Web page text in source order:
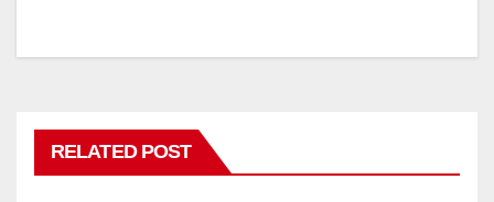
articole
RELATED POST